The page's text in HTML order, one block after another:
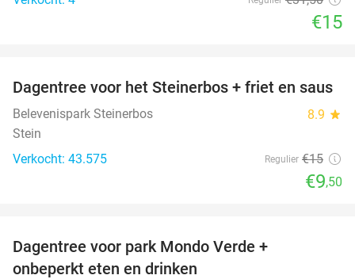
€15
37%
Dagentree voor het Steinerbos + friet en saus
Belevenispark Steinerbos 8.9 star
Stein
Verkocht: 43.575
Regulier €15
€9,50
Dagentree voor park Mondo Verde +
onbeperkt eten en drinken